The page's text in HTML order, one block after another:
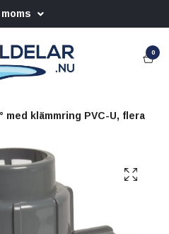
0
med klämmring PVC-U, flera